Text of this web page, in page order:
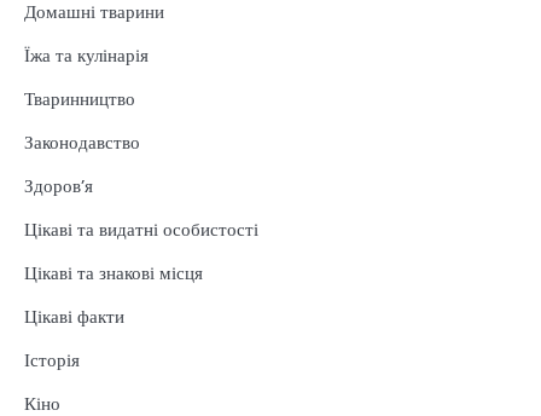
Домашні тварини
Їжа та кулінарія
Тваринництво
Законодавство
Здоров’я
Цікаві та видатні особистості
Цікаві та знакові місця
Цікаві факти
Історія
Кіно